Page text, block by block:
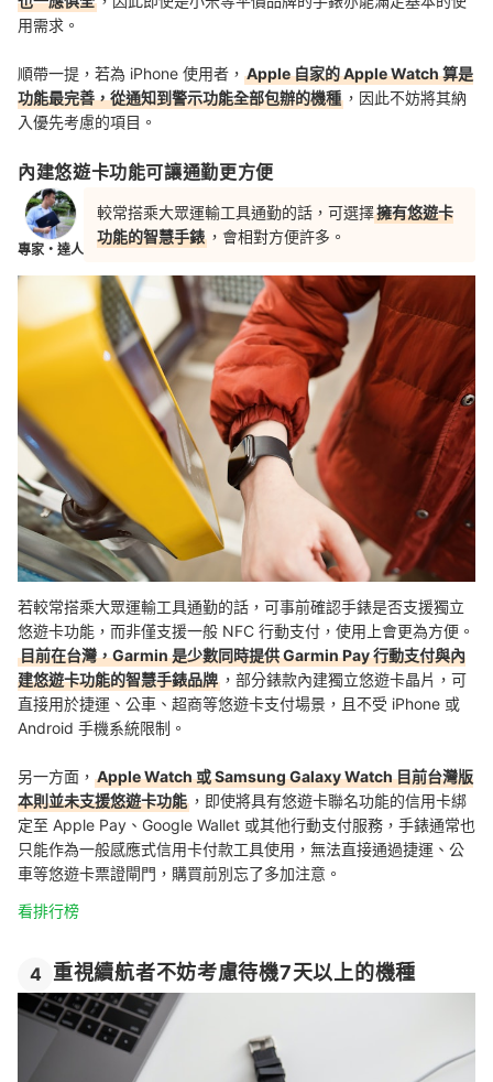
用需求。
順帶一提，若為 iPhone 使用者， Apple 自家的 Apple Watch 算是
功能最完善，從通知到警示功能全部包辦的機種 ，因此不妨將其納
入優先考慮的項目。
內建悠遊卡功能可讓通勤更方便
專家・達人
較常搭乘大眾運輸工具通勤的話，可選擇擁有悠遊卡
功能的智慧手錶 ，會相對方便許多。
若較常搭乘大眾運輸工具通勤的話，可事前確認手錶是否支援獨立
悠遊卡功能，而非僅支援一般 NFC 行動支付，使用上會更為方便。
目前在台灣，Garmin 是少數同時提供 Garmin Pay 行動支付與內
建悠遊卡功能的智慧手錶品牌 ，部分錶款內建獨立悠遊卡晶片，可
直接用於捷運、公車、超商等悠遊卡支付場景，且不受 iPhone 或
Android 手機系統限制。
另一方面， Apple Watch 或 Samsung Galaxy Watch 目前台灣版
本則並未支援悠遊卡功能 ，即使將具有悠遊卡聯名功能的信用卡綁
定至 Apple Pay、Google Wallet 或其他行動支付服務，手錶通常也
只能作為一般感應式信用卡付款工具使用，無法直接通過捷運、公
車等悠遊卡票證閘門，購買前別忘了多加注意。
看排行榜
4 重視續航者不妨考慮待機7天以上的機種